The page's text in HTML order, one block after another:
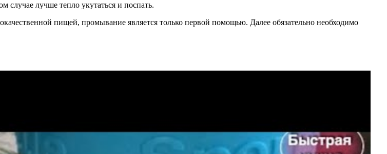
случае лучше тепло укутаться и поспать.
пищей, промывание является только первой помощью. Далее обязательно необходимо